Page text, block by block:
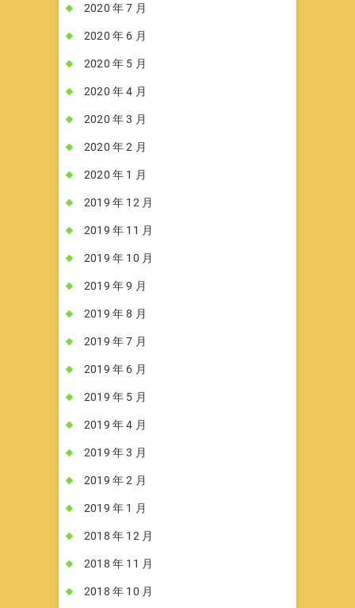
2020 年 7 月
2020 年 6 月
2020 年 5 月
2020 年 4 月
2020 年 3 月
2020 年 2 月
2020 年 1 月
2019 年 12 月
2019 年 11 月
2019 年 10 月
2019 年 9 月
2019 年 8 月
2019 年 7 月
2019 年 6 月
2019 年 5 月
2019 年 4 月
2019 年 3 月
2019 年 2 月
2019 年 1 月
2018 年 12 月
2018 年 11 月
2018 年 10 月